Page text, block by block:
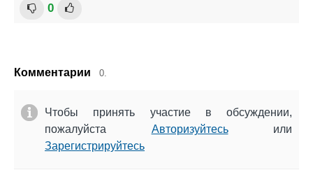
0
Комментарии 0.
Чтобы принять участие в обсуждении,
пожалуйста Авторизуйтесьили
Зарегистрируйтесь